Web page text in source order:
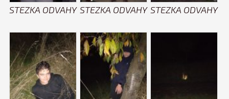
STEZKA ODVAHY STEZKA ODVAHY STEZKA ODVAHY